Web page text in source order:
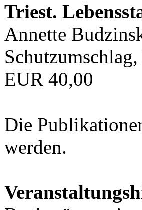
Triest.
Annette
EUR 40,00
Die
werden.